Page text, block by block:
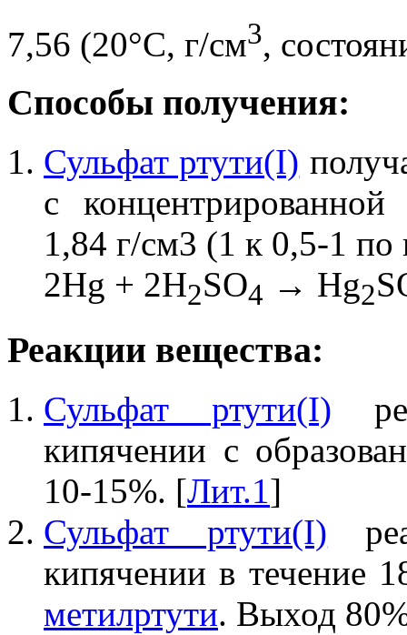
7,56 (20°C, г/см3,
Способы получения:
Сульфат ртути(I)
с
1,84 г/см3 (1 к 0,5-1 по
2Hg + 2H2SO4 → Hg2
Реакции вещества:
Сульфат ртути(I)
кипячении с
10-15%. [Лит.1]
Сульфат ртути(I)
кипячении в течение
метилртути. Выход